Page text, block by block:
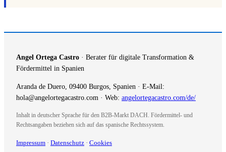
Angel Ortega Castro · Berater für digitale Transformation &
Fördermittel in Spanien
Aranda de Duero, 09400 Burgos, Spanien · E-Mail:
hola@angelortegacastro.com · Web: angelortegacastro.com/de/
Inhalt in deutscher Sprache für den B2B-Markt DACH. Fördermittel- und
Rechtsangaben beziehen sich auf das spanische Rechtssystem.
Impressum · Datenschutz · Cookies